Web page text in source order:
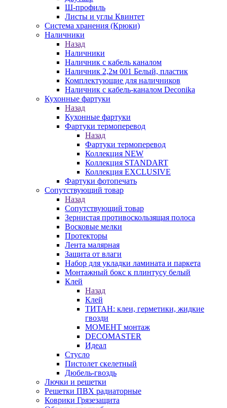
Ш-профиль
Листы и углы Квинтет
Система хранения (Крюки)
Наличники
Назад
Наличники
Наличник с кабель каналом
Наличник 2,2м 001 Белый, пластик
Комплектующие для наличников
Наличник с кабель-каналом Deconika
Кухонные фартуки
Назад
Кухонные фартуки
Фартуки термоперевод
Назад
Фартуки термоперевод
Коллекция NEW
Коллекция STANDART
Коллекция EXCLUSIVE
Фартуки фотопечать
Сопутствующий товар
Назад
Сопутствующий товар
Зернистая противоскользящая полоса
Восковые мелки
Протекторы
Лента малярная
Защита от влаги
Набор для укладки ламината и паркета
Монтажный бокс к плинтусу белый
Клей
Назад
Клей
ТИТАН: клеи, герметики, жидкие
гвозди
МОМЕНТ монтаж
DECOMASTER
Идеал
Стусло
Пистолет скелетный
Дюбель-гвоздь
Лючки и решетки
Решетки ПВХ радиаторные
Коврики Грязезащита